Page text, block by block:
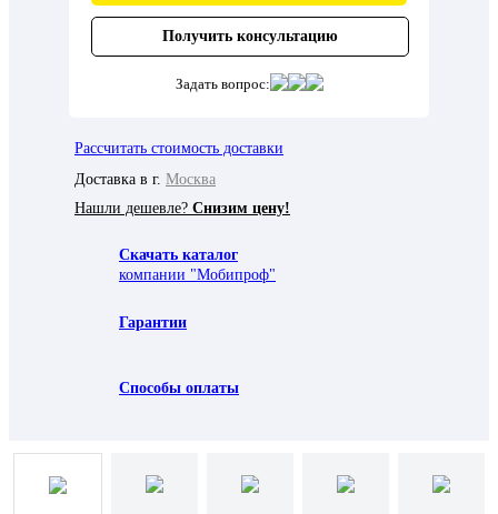
Получить консультацию
Задать вопрос:
Рассчитать стоимость доставки
Доставка в г. Москва
Нашли дешевле? Снизим цену!
Скачать каталог
компании "Мобипроф"
Гарантии
Способы оплаты